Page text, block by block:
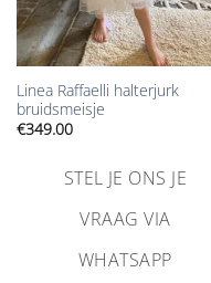
Linea Raffaelli halterjurk
bruidsmeisje
€349.00
STEL JE ONS JE
VRAAG VIA
WHATSAPP